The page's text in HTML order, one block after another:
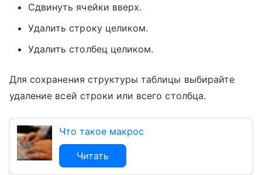
Сдвинуть ячейки вверх.
Удалить строку целиком.
Удалить столбец целиком.
Для сохранения структуры таблицы выбирайте
удаление всей строки или всего столбца.
Что такое макрос
Читать